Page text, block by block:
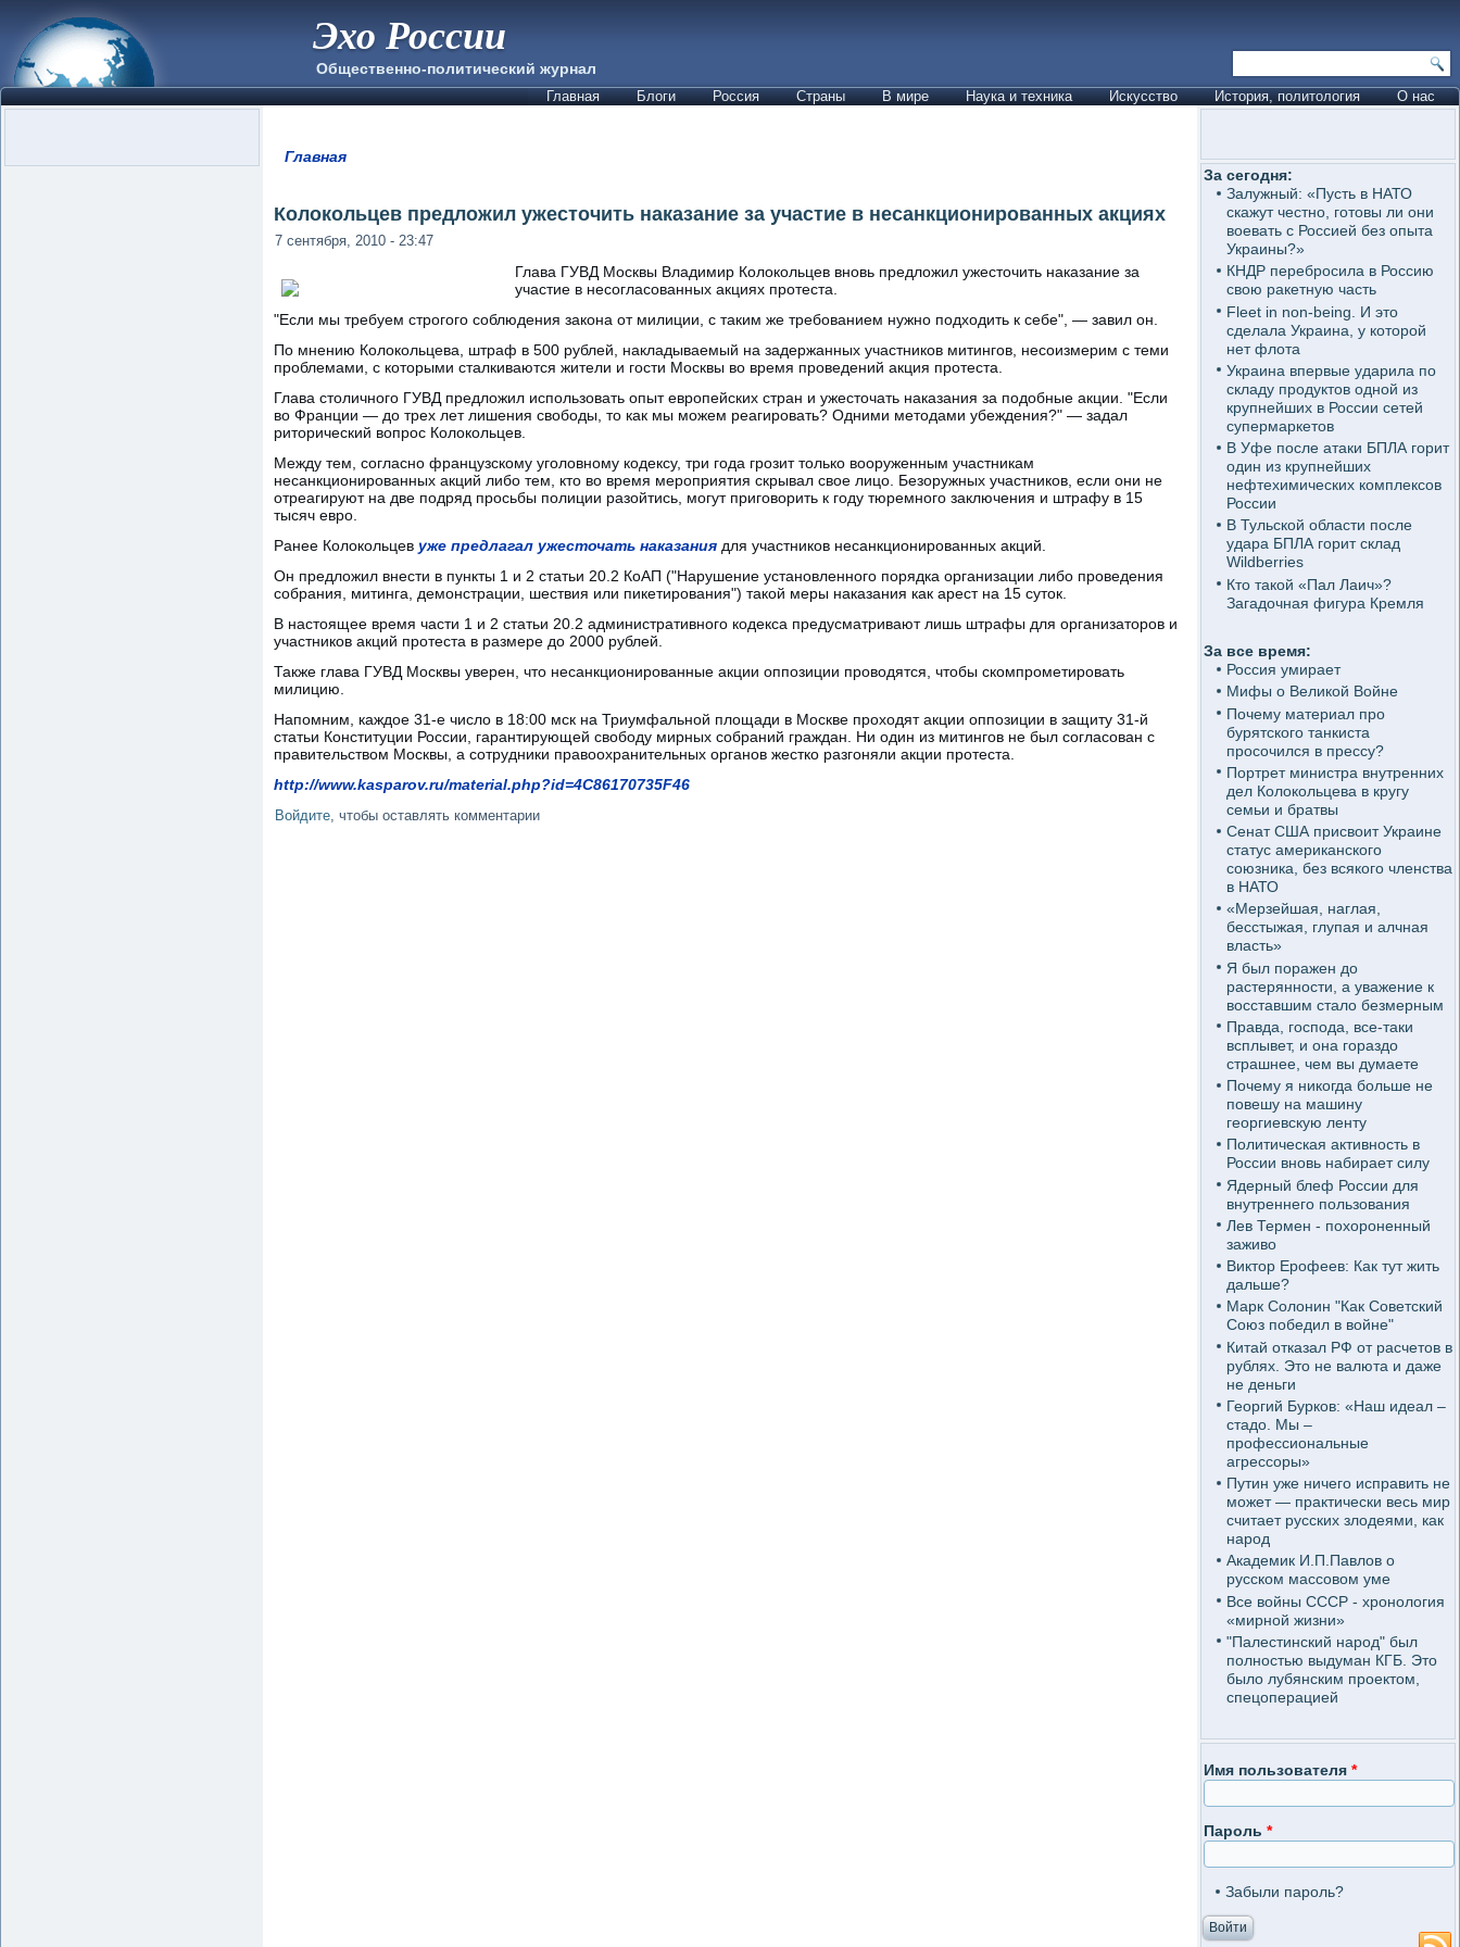
Эхо России
Общественно-политический журнал
Главная Блоги Россия Страны В мире Наука и техника Искусство История, политология О нас
Главная
Колокольцев предложил ужесточить наказание за участие в несанкционированных акциях
7 сентября, 2010 - 23:47
Глава ГУВД Москвы Владимир Колокольцев вновь предложил ужесточить наказание за
участие в несогласованных акциях протеста.
"Если мы требуем строгого соблюдения закона от милиции, с таким же требованием нужно подходить к себе", — завил он.
По мнению Колокольцева, штраф в 500 рублей, накладываемый на задержанных участников митингов, несоизмерим с теми
проблемами, с которыми сталкиваются жители и гости Москвы во время проведений акция протеста.
Глава столичного ГУВД предложил использовать опыт европейских стран и ужесточать наказания за подобные акции. "Если
во Франции — до трех лет лишения свободы, то как мы можем реагировать? Одними методами убеждения?" — задал
риторический вопрос Колокольцев.
Между тем, согласно французскому уголовному кодексу, три года грозит только вооруженным участникам
несанкционированных акций либо тем, кто во время мероприятия скрывал свое лицо. Безоружных участников, если они не
отреагируют на две подряд просьбы полиции разойтись, могут приговорить к году тюремного заключения и штрафу в 15
тысяч евро.
Ранее Колокольцев уже предлагал ужесточать наказания для участников несанкционированных акций.
Он предложил внести в пункты 1 и 2 статьи 20.2 КоАП ("Нарушение установленного порядка организации либо проведения
собрания, митинга, демонстрации, шествия или пикетирования") такой меры наказания как арест на 15 суток.
В настоящее время части 1 и 2 статьи 20.2 административного кодекса предусматривают лишь штрафы для организаторов и
участников акций протеста в размере до 2000 рублей.
Также глава ГУВД Москвы уверен, что несанкционированные акции оппозиции проводятся, чтобы скомпрометировать
милицию.
Напомним, каждое 31-е число в 18:00 мск на Триумфальной площади в Москве проходят акции оппозиции в защиту 31-й
статьи Конституции России, гарантирующей свободу мирных собраний граждан. Ни один из митингов не был согласован с
правительством Москвы, а сотрудники правоохранительных органов жестко разгоняли акции протеста.
http://www.kasparov.ru/material.php?id=4C86170735F46
Войдите , чтобы оставлять комментарии
За сегодня:
Залужный: «Пусть в НАТО
скажут честно, готовы ли они
воевать с Россией без опыта
Украины?»
КНДР перебросила в Россию
свою ракетную часть
Fleet in non-being. И это
сделала Украина, у которой
нет флота
Украина впервые ударила по
складу продуктов одной из
крупнейших в России сетей
супермаркетов
В Уфе после атаки БПЛА горит
один из крупнейших
нефтехимических комплексов
России
В Тульской области после
удара БПЛА горит склад
Wildberries
Кто такой «Пал Лаич»?
Загадочная фигура Кремля
За все время:
Россия умирает
Мифы о Великой Войне
Почему материал про
бурятского танкиста
просочился в прессу?
Портрет министра внутренних
дел Колокольцева в кругу
семьи и братвы
Сенат США присвоит Украине
статус американского
союзника, без всякого членства
в НАТО
«Мерзейшая, наглая,
бесстыжая, глупая и алчная
власть»
Я был поражен до
растерянности, а уважение к
восставшим стало безмерным
Правда, господа, все-таки
всплывет, и она гораздо
страшнее, чем вы думаете
Почему я никогда больше не
повешу на машину
георгиевскую ленту
Политическая активность в
России вновь набирает силу
Ядерный блеф России для
внутреннего пользования
Лев Термен - похороненный
заживо
Виктор Ерофеев: Как тут жить
дальше?
Марк Солонин "Как Советский
Союз победил в войне"
Китай отказал РФ от расчетов в
рублях. Это не валюта и даже
не деньги
Георгий Бурков: «Наш идеал –
стадо. Мы –
профессиональные
агрессоры»
Путин уже ничего исправить не
может — практически весь мир
считает русских злодеями, как
народ
Академик И.П.Павлов о
русском массовом уме
Все войны СССР - хронология
«мирной жизни»
"Палестинский народ" был
полностью выдуман КГБ. Это
было лубянским проектом,
спецоперацией
Имя пользователя *
Пароль *
Забыли пароль?